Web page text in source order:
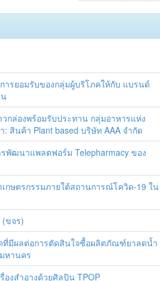
ารยอมรับของกลุ่มผู้บริโภคให้กับ แบรนด์
กล่องพร้อมรับประทาน กลุ่มอาหารแห่ง
สินค้า Plant based บริษัท AAA จำกัด
พัฒนาแพลตฟอร์ม Telepharmacy ของ
กษตรกรรมภายใต้สถานการณ์โควิด-19 ใน
(ขจร)
ที่มีผลต่อการตัดสินใจซื้อผลิตภัณฑ์ยาลดน้ำ
หานคร
งสำอางด้วยศิลปิน TPOP